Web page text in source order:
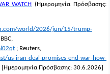
WATCH
( Ημερομηνία Πρόσβασης:
world/2026/jun/15/trump-
; Reuters,
us-iran-deal-promises-end-war-how-
Ημερομηνία Πρόσβασης: 30.6.2026]